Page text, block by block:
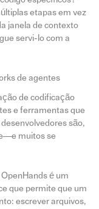
etapas em vez
janela de contexto
servi-lo com a
de agentes
de codificação
e ferramentas que
são,
muitos se
é um
que permite que um
escrever arquivos,